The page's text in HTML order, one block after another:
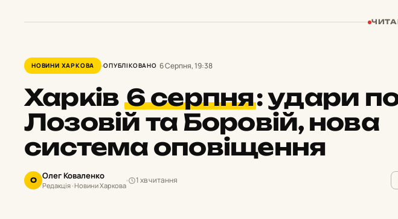
НОВИНИ ХАРКОВА ОПУБЛІКОВАНО 6 Серпня, 19:38
Харків 6 серпня:удари
Лозовій та Боровій, нова
система оповіщення
О Олег Коваленко
Редакція · Новини Харкова
1 хв читання